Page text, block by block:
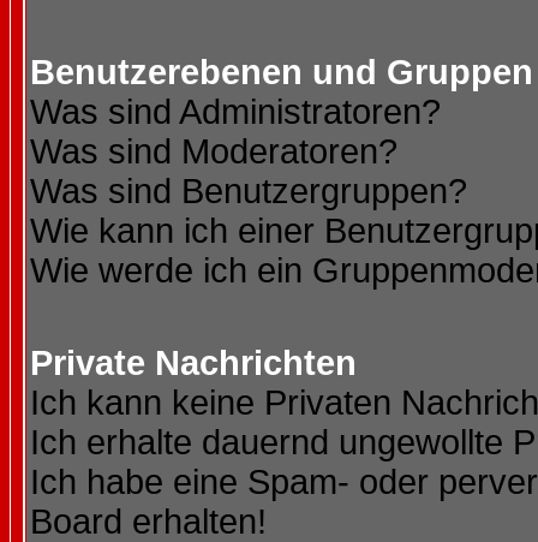
Benutzerebenen und Gruppen
Was sind Administratoren?
Was sind Moderatoren?
Was sind Benutzergruppen?
Wie kann ich einer
Wie werde ich ein
Private Nachrichten
Ich kann keine Privaten
Ich erhalte dauernd ungewollte
Ich habe eine Spam- oder
Board erhalten!